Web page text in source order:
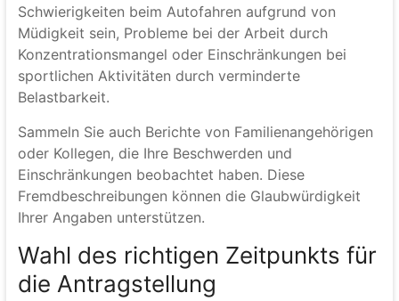
Schwierigkeiten beim Autofahren aufgrund von
Müdigkeit sein, Probleme bei der Arbeit durch
Konzentrationsmangel oder Einschränkungen bei
sportlichen Aktivitäten durch verminderte
Belastbarkeit.
Sammeln Sie auch Berichte von Familienangehörigen
oder Kollegen, die Ihre Beschwerden und
Einschränkungen beobachtet haben. Diese
Fremdbeschreibungen können die Glaubwürdigkeit
Ihrer Angaben unterstützen.
Wahl des richtigen Zeitpunkts für
die Antragstellung